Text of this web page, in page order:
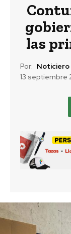
las
Por: Noticiero
13 septiembre